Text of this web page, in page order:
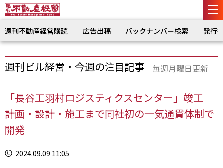
週刊不動産経営購読 広告出稿 バックナンバー検索 発行
週刊ビル経営・今週の注目記事 毎週月曜日更新
「長谷工羽村ロジスティクスセンター」竣工
計画・設計・施工まで同社初の一気通貫体制で
開発
2024.09.09 11:05